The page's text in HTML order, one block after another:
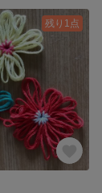
残り1点